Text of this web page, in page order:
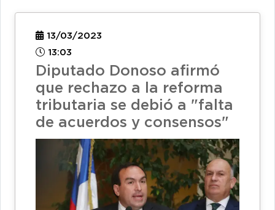
13/03/2023
13:03
Diputado Donoso afirmó
que rechazo a la reforma
tributaria se debió a "falta
de acuerdos y consensos"